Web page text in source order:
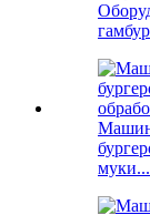
муки...